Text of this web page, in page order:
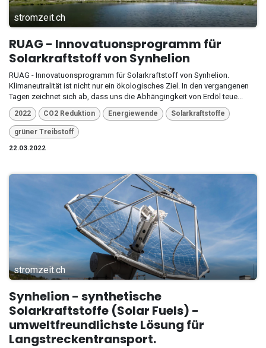
stromzeit.ch
RUAG - Innovatuonsprogramm für
Solarkraftstoff von Synhelion
RUAG - Innovatuonsprogramm für Solarkraftstoff von Synhelion.
Klimaneutralität ist nicht nur ein ökologisches Ziel. In den vergangenen
Tagen zeichnet sich ab, dass uns die Abhängingkeit von Erdöl teue...
2022 CO2 Reduktion Energiewende Solarkraftstoffe
grüner Treibstoff
22.03.2022
stromzeit.ch
Synhelion - synthetische
Solarkraftstoffe (Solar Fuels) -
umweltfreundlichste Lösung für
Langstreckentransport.